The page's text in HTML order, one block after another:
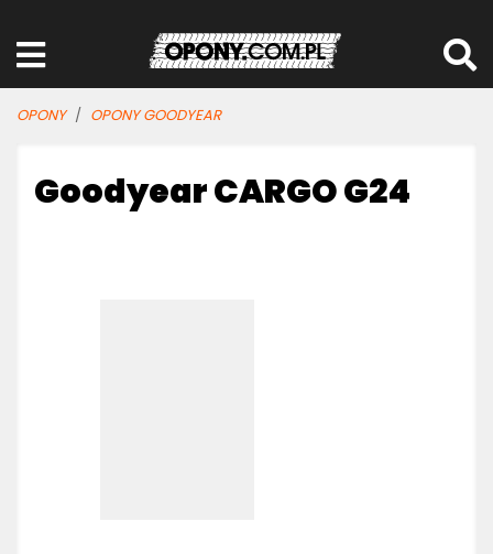
OPONY OPONY GOODYEAR
Goodyear CARGO G24